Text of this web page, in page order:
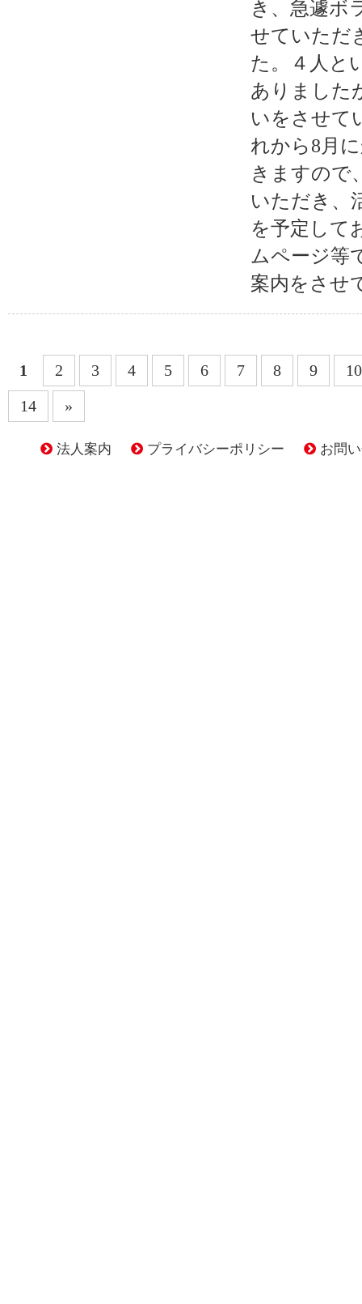
き、急遽ボ
せていただ
た。４人と
ありました
いをさせて
れから8月
きますので
いただき、
を予定して
ムページ等
案内をさせ
1 2 3 4 5 6 7 8 9
10
14
»
法人案内 プライバシーポリシー お問